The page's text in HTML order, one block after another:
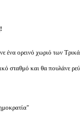
ένα ορεινό χωριό των
σταθμό και θα πουλάνε